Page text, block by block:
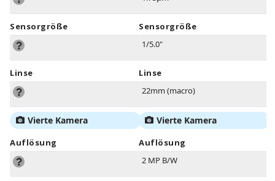
Sensorgröße
Linse
Vierte Kamera
Auflösung
Sensorgröße
1/5.0"
Linse
22mm (macro)
Vierte Kamera
Auflösung
2 MP B/W